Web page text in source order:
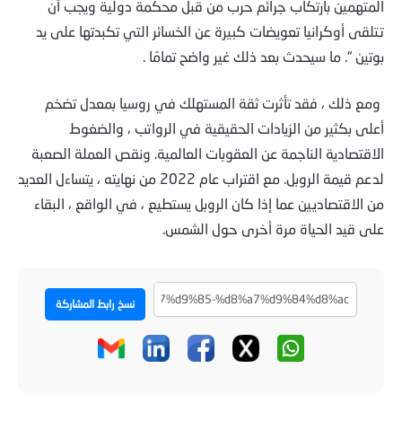
المتهمين بارتكاب جرائم حرب من قبل محكمة دولية ويجب أن
تتلقى أوكرانيا تعويضات كبيرة عن الخسائر التي تكبدتها على يد
بوتين “. ما سيحدث بعد ذلك غير واضح تمامًا .
ومع ذلك ، فقد تأثرت ثقة المستهلك في روسيا بمعدل تضخم
أعلى بكثير من الزيادات الحقيقية في الرواتب ، والضغوط
الاقتصادية الناجمة عن العقوبات العالمية. ونقص العملة الصعبة
لدعم قيمة الروبل. مع اقتراب عام 2022 من نهايته ، يتساءل العديد
من الاقتصاديين عما إذا كان الروبل يستطيع ، في الواقع ، البقاء
على قيد الحياة مرة أخرى حول الشمس.
نسخ رابط المشاركة